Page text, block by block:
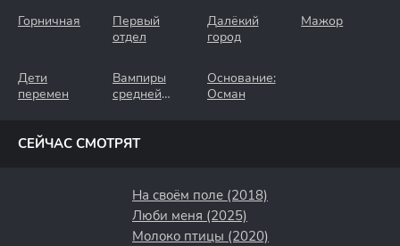
Горничная
Первый
отдел
Далёкий
город
Мажор
Дети
перемен
Вампиры
средней
Основание:
Осман
СЕЙЧАС СМОТРЯТ
На своём поле (2018)
Люби меня (2025)
Молоко птицы (2020)